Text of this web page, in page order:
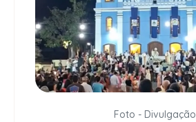
Foto - Divulgação